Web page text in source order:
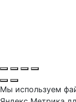
Мы используем